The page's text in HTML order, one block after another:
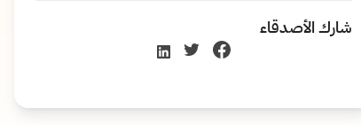
شارك الأصدقاء